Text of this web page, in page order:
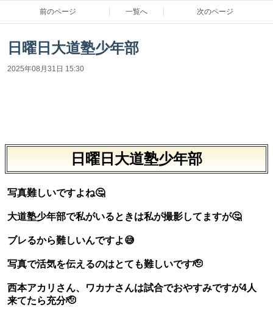
前のページ 一覧へ 次のページ
日曜日大道塾少年部
2025年08月31日 15:30
日曜日大道塾少年部
写真難しいですよね🤔
大道塾少年部で私がいるときは私が撮影してますが🤔
ブレるから難しいんですよ😅
写真で活気を伝えるのはとても難しいです🫡
西本アカリさん、ワカナさんは試合でおやすみですが4人
来てたら充分🫡